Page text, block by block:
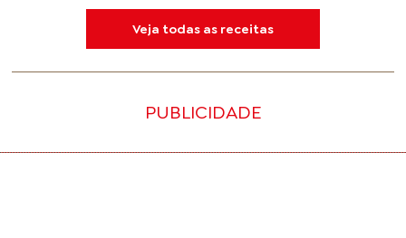
Veja todas as receitas
PUBLICIDADE